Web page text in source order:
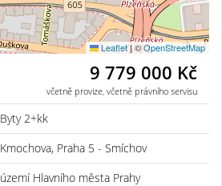
Leaflet|©OpenStreetMap
9 779 000 Kč
včetně provize, včetně právního servisu
Byty 2+kk
Kmochova, Praha 5 - Smíchov
území Hlavního města Prahy